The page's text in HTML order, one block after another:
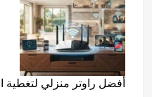
أفضل راوتر منزلي لتغطية